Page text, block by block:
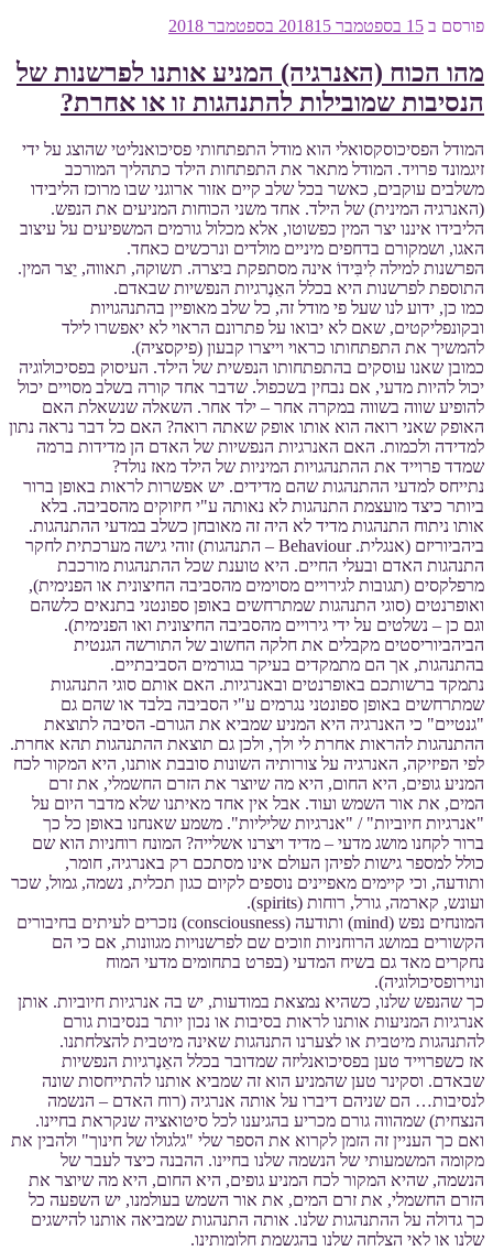
פורסם ב 15 בספטמבר 2018 15 בספטמבר 2018
מהו הכוח (האנרגיה) המניע אותנו לפרשנות של
הנסיבות שמובילות להתנהגות זו או אחרת?
המודל הפסיכוסקסואלי הוא מודל התפתחותי פסיכואנליטי שהוצג על ידי
זיגמונד פרויד. המודל מתאר את התפתחות הילד כתהליך המורכב
משלבים עוקבים, כאשר בכל שלב קיים אזור ארוגני שבו מרוכז הליבידו
(האנרגיה המינית) של הילד. אחד משני הכוחות המניעים את הנפש.
הליבידו איננו יצר המין כפשוטו, אלא מכלול גורמים המשפיעים על עיצוב
האגו, ושמקורם בדחפים מיניים מולדים ונרכשים כאחד.
הפרשנות למילה לִיבִּידוֹ אינה מסתפקת ביִצרה. תשוקה, תאווה, יֵצר המין.
התוספת לפרשנות היא בכלל האֵנֶרגיות הנפשיות שבאדם.
כמו כן, ידוע לנו שעל פי מודל זה, כל שלב מאופיין בהתנהגויות
ובקונפליקטים, שאם לא יבואו על פתרונם הראוי לא יאפשרו לילד
להמשיך את התפתחותו כראוי וייצרו קבעון (פיקסציה).
כמובן שאנו עוסקים בהתפתחותו הנפשית של הילד. העיסוק בפסיכולוגיה
יכול להיות מדעי, אם נבחין בשכפול. שדבר אחד קורה בשלב מסויים יכול
להופיע שווה בשווה במקרה אחר – ילד אחר. השאלה שנשאלת האם
האופק שאני רואה הוא אותו אופק שאתה רואה? האם כל דבר נראה נתון
למדידה ולכמות. האם האנרגיות הנפשיות של האדם הן מדידות ברמה
שמדד פרוייד את ההתנהגויות המיניות של הילד מאז נולד?
נתייחס למדעי ההתנהגות שהם מדידים. יש אפשרות לראות באופן ברור
ביותר כיצד מועצמת התנהגות לא נאותה ע"י חיזוקים מהסביבה. בלא
אותו ניתוח התנהגות מדיד לא היה זה מאובחן כשלב במדעי ההתנהגות.
ביהביוריזם (אנגלית. Behaviour – התנהגות) זוהי גישה מערכתית לחקר
התנהגות האדם ובעלי החיים. היא טוענת שכל ההתנהגות מורכבת
מרפלקסים (תגובות לגירויים מסוימים מהסביבה החיצונית או הפנימית),
ואופרנטים (סוגי התנהגות שמתרחשים באופן ספונטני בתנאים כלשהם
וגם כן – נשלטים על ידי גירויים מהסביבה החיצונית ואו הפנימית).
הביהביוריסטים מקבלים את חלקה החשוב של התורשה הגנטית
בהתנהגות, אך הם מתמקדים בעיקר בגורמים הסביבתיים.
נתמקד ברשותכם באופרנטים ובאנרגיות. האם אותם סוגי התנהגות
שמתרחשים באופן ספונטני נגרמים ע"י הסביבה בלבד או שהם גם
"גנטיים" כי האנרגיה היא המניע שמביא את הגורם- הסיבה לתוצאת
ההתנהגות להראות אחרת לי ולך, ולכן גם תוצאת ההתנהגות תהא אחרת.
לפי הפיזיקה, האנרגיה על צורותיה השונות סובבת אותנו, היא המקור לכח
המניע גופים, היא החום, היא מה שיוצר את הזרם החשמלי, את זרם
המים, את אור השמש ועוד. אבל אין אחד מאיתנו שלא מדבר היום על
"אנרגיות חיוביות" / "אנרגיות שליליות". משמע שאנחנו באופן כל כך
ברור לקחנו מושג מדעי – מדיד ויצרנו אשלייה? המונח רוחניות הוא שם
כולל למספר גישות לפיהן העולם אינו מסתכם רק באנרגיה, חומר,
ותודעה, וכי קיימים מאפיינים נוספים לקיום כגון תכלית, נשמה, גמול, שכר
ועונש, קארמה, גורל, רוחות (spirits).
המונחים נפש (mind) ותודעה (consciousness) נזכרים לעיתים בחיבורים
הקשורים במושג הרוחניות וזוכים שם לפרשנויות מגוונות, אם כי הם
נחקרים מאד גם בשיח המדעי (בפרט בתחומים מדעי המוח
ונוירופסיכולוגיה).
כך שהנפש שלנו, כשהיא נמצאת במודעות, יש בה אנרגיות חיוביות. אותן
אנרגיות המניעות אותנו לראות בסיבות או נכון יותר בנסיבות גורם
להתנהגות מיטבית או לצערנו התנהגות שאינה מיטבית להצלחתנו.
אז כשפרוייד טען בפסיכואנליזה שמדובר בכלל האֵנֶרגיות הנפשיות
שבאדם. וסקינר טען שהמניע הוא זה שמביא אותנו להתייחסות שונה
לנסיבות… הם שניהם דיברו על אותה אנרגיה (רוח האדם – הנשמה
הנצחית) שמהווה גורם מכריע בהגיענו לכל סיטואציה שנקראת בחיינו.
ואם כך העניין זה הזמן לקרוא את הספר שלי "גלגולו של חינוך" ולהבין את
מקומה המשמעותי של הנשמה שלנו בחיינו. ההבנה כיצד לעבר של
הנשמה, שהיא המקור לכח המניע גופים, היא החום, היא מה שיוצר את
הזרם החשמלי, את זרם המים, את אור השמש בעולמנו, יש השפעה כל
כך גדולה על ההתנהגות שלנו. אותה התנהגות שמביאה אותנו להישגים
שלנו או לאי הצלחה שלנו בהגשמת חלומותינו.